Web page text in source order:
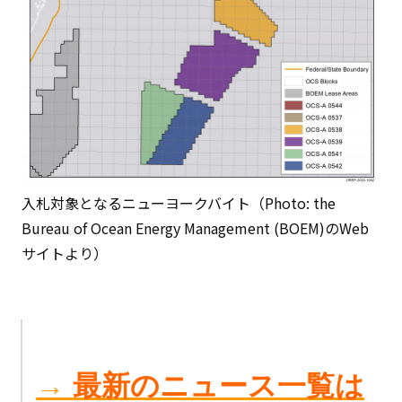
入札対象となるニューヨークバイト（Photo: the
Bureau of Ocean Energy Management (BOEM)のWeb
サイトより）
→最新のニュース一覧は